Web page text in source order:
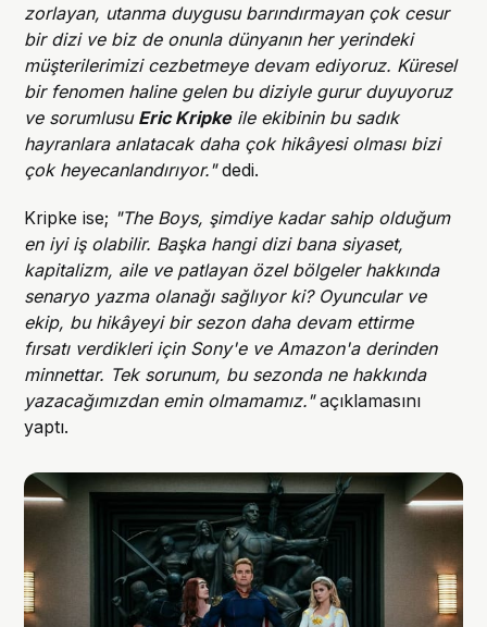
zorlayan, utanma duygusu barındırmayan çok cesur
bir dizi ve biz de onunla dünyanın her yerindeki
müşterilerimizi cezbetmeye devam ediyoruz. Küresel
bir fenomen haline gelen bu diziyle gurur duyuyoruz
ve sorumlusu Eric Kripkeile ekibinin bu sadık
hayranlara anlatacak daha çok hikâyesi olması bizi
çok heyecanlandırıyor."dedi.
Kripke ise; "The Boys, şimdiye kadar sahip olduğum
en iyi iş olabilir. Başka hangi dizi bana siyaset,
kapitalizm, aile ve patlayan özel bölgeler hakkında
senaryo yazma olanağı sağlıyor ki? Oyuncular ve
ekip, bu hikâyeyi bir sezon daha devam ettirme
fırsatı verdikleri için Sony'e ve Amazon'a derinden
minnettar. Tek sorunum, bu sezonda ne hakkında
yazacağımızdan emin olmamamız."açıklamasını
yaptı.